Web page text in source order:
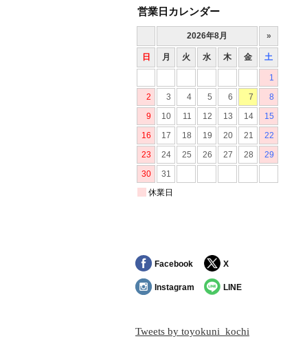
営業日カレンダー
Facebook X
Instagram LINE
Tweets by toyokuni_kochi